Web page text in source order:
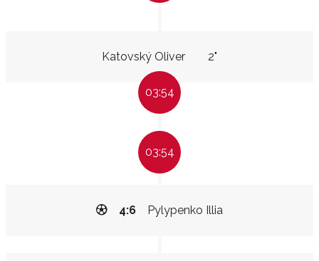
Katovský Oliver 2"
03:54
03:54
Pylypenko Illia
4:6